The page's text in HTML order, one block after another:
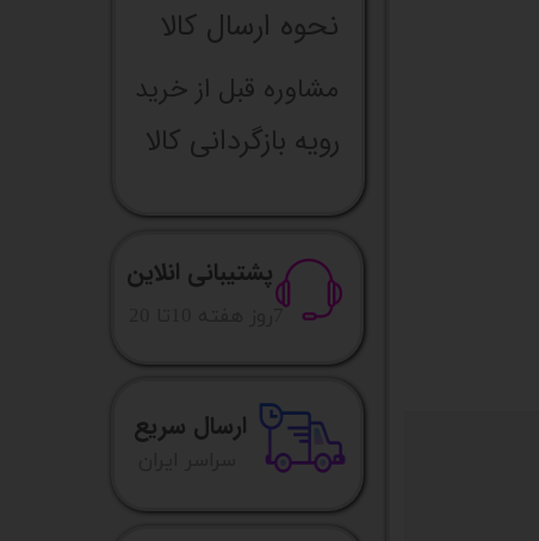
نحوه ارسال کالا
مشاوره قبل از خرید
رویه بازگردانی کالا
پشتیبانی انلاین
ارسال سریع